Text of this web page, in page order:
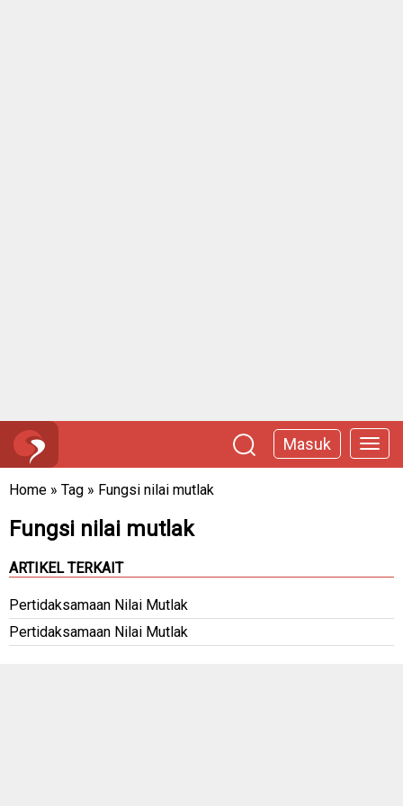
Masuk
Home » Tag » Fungsi nilai mutlak
Fungsi nilai mutlak
ARTIKEL TERKAIT
Pertidaksamaan Nilai Mutlak
Pertidaksamaan Nilai Mutlak